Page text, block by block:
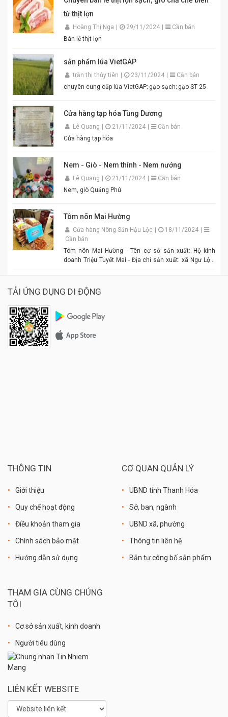
Hương vị thơm ngon chuẩn truyền thống. Độ sánh
mịn, màu sắc đẹp mắt. Dễ pha chế, dễ sử dụng. Phù
hợp cho gia đình, quán ăn và nhà hàng. Chỉ cần thêm
bún đậu chuẩn vị. Cam kết sản phẩm chất lượng,
đóng gói cẩn thận. Giao hàng nhanh toàn quốc. Đặt
tôm đậm đà, chuẩn vị quê hương cùng An Quý Thiên
#BunDauMamTom #GiaViTruyenThong
#DacSanVietNam #TikTokShop #AnQuyThienHuong
từ thịt lợn
Hoàng Thị Nga 29/11/2024
Cần bán
Bán lẻ thịt lợn
sản phẩm lúa VietGAP
trần thị thủy tiên 23/11/2024
Cần bán
chuyên cung cấp lúa VietGAP; gạo sạch; gạo ST 25
Cửa hàng tạp hóa Tùng Dương
Lê Quang 21/11/2024
Cần bán
Cửa hàng tạp hóa
Nem - Giò - Nem thính - Nem nướng
Lê Quang 21/11/2024
Cần bán
Nem, giò Quảng Phú
Tôm nõn Mai Hường
Cửa hàng Nông Sản Hậu Lộc 18/11/2024
Cần bán
Tôm nõn Mai Hường - Tên cơ sở sản xuất: Hộ kinh
doanh Triệu Tuyết Mai - Địa chỉ sản xuất: xã Ngư Lộc,
Giá: 600.000 đồng - 1.500.000 đồng/tùy size
TẢI ỨNG DỤNG DI ĐỘNG
THÔNG TIN
Giới thiệu
Quy chế hoạt động
Điều khoản tham gia
Chính sách bảo mật
Hướng dẫn sử dụng
CƠ QUAN QUẢN LÝ
UBND tỉnh Thanh Hóa
Sở, ban, ngành
UBND xã, phường
Thông tin liên hệ
Bản tự công bố sản phẩm
THAM GIA CÙNG CHÚNG
TÔI
Cơ sở sản xuất, kinh doanh
Người tiêu dùng
LIÊN KẾT WEBSITE